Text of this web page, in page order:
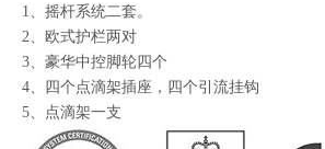
1、摇杆系统二套。
2、欧式护栏两对
3、豪华中控脚轮四个
4、四个点滴架插座，四个引流挂钩
5、点滴架一支